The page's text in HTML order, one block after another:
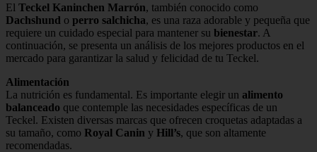
El Teckel Kaninchen Marrón, también conocido como
Dachshund o perro salchicha, es una raza adorable y pequeña que
requiere un cuidado especial para mantener su bienestar. A
continuación, se presenta un análisis de los mejores productos en el
mercado para garantizar la salud y felicidad de tu Teckel.
Alimentación
La nutrición es fundamental. Es importante elegir un alimento
balanceado que contemple las necesidades específicas de un
Teckel. Existen diversas marcas que ofrecen croquetas adaptadas a
su tamaño, como Royal Canin y Hill’s, que son altamente
recomendadas.